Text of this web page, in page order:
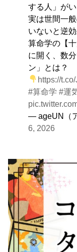
する人」が
実は世間一
いないと逆
算命学の【
に開く、数
ン」とは？
https://
#算命学 #運
— ageUN（
6, 2026